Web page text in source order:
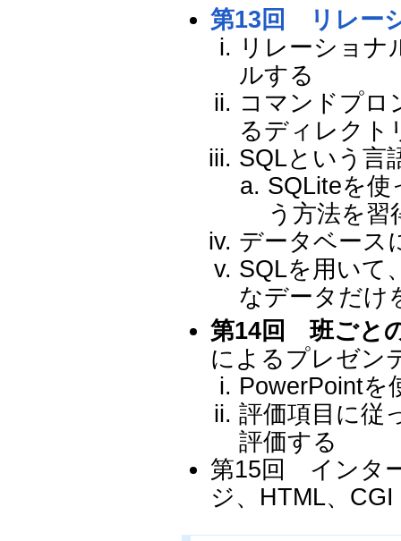
第13回 リレー
リレーショナ
ルする
コマンドプロ
るディレクト
SQLという言
SQLiteを使
う方法を習
データベース
SQLを用いて
なデータだけ
第14回 班ごと
によるプレゼン
PowerPointを
評価項目に従
評価する
第15回 インタ
ジ、HTML、CGI